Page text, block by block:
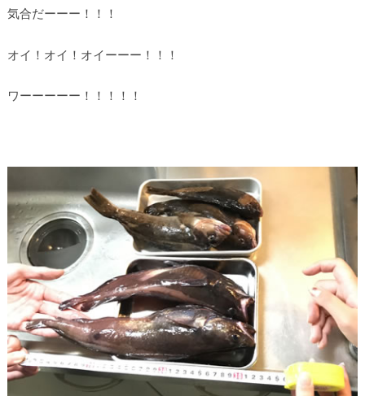
気合だーーー！！！
オイ！オイ！オイーーー！！！
ワーーーーー！！！！！